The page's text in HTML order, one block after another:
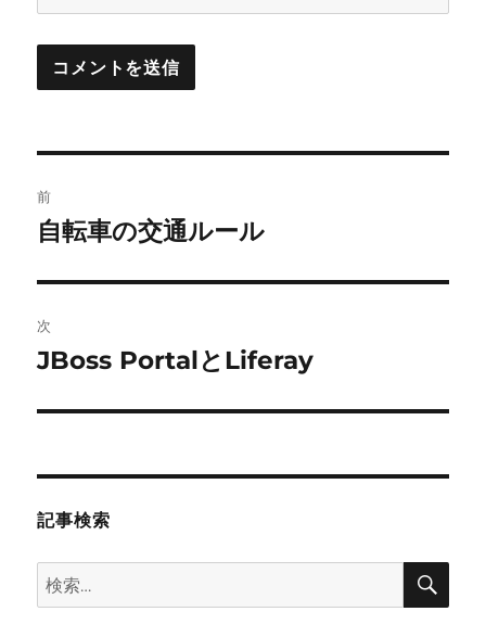
稿
ビ
ゲ
ー
前
前
投
稿:
自転車の交通ルール
次
次
投
JBoss PortalとLiferay
記事検索
検
索:
検